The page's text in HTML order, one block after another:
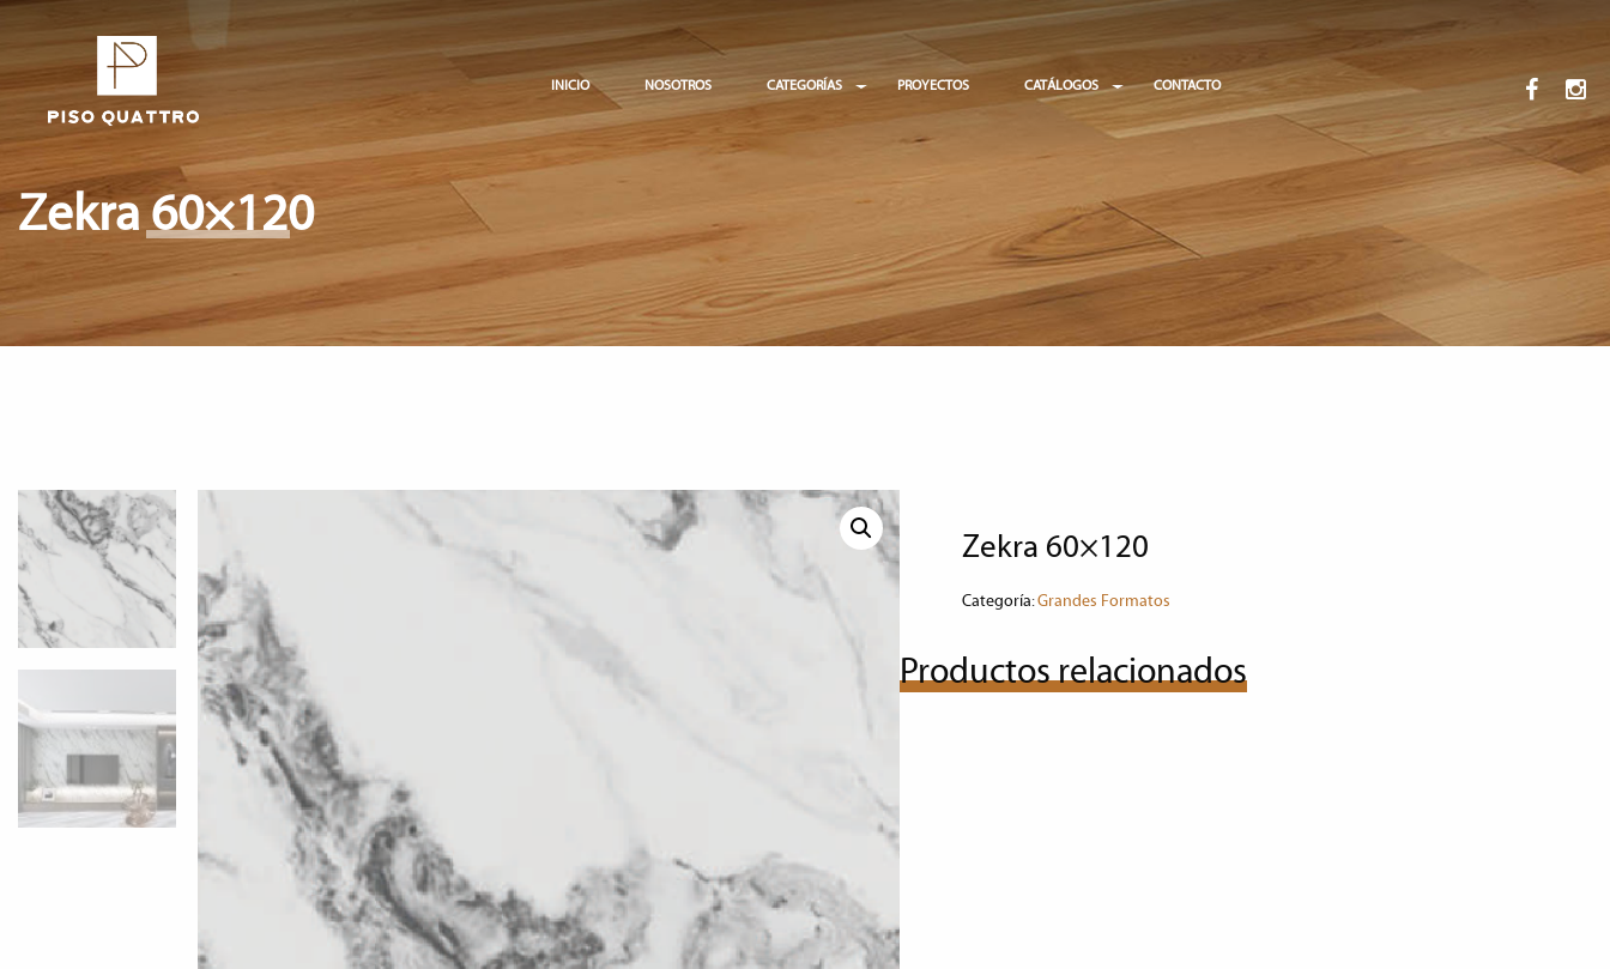
INICIO NOSOTROS CATEGORÍAS PROYECTOS CATÁLOGOS CONTACTO
Zekra 60×120
zekra 60×120
Categoría:Grandes Formatos
Productos relacionados